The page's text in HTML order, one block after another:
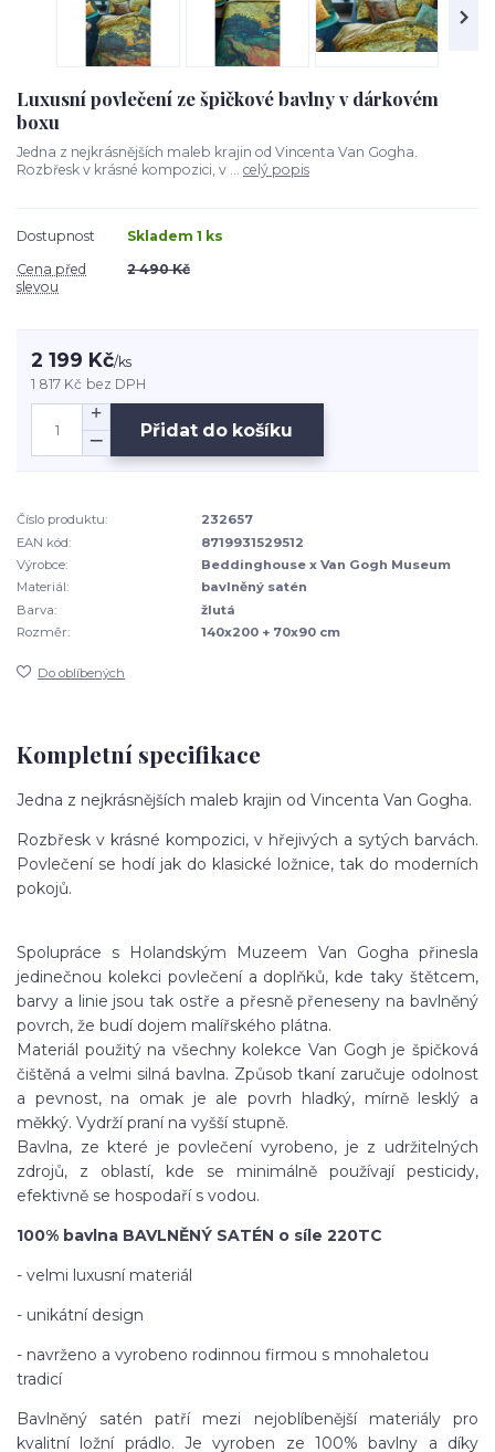
Luxusní povlečení ze špičkové bavlny v dárkovém
boxu
Jedna z nejkrásnějších maleb krajin od Vincenta Van Gogha.
Rozbřesk v krásné kompozici, v ... celý popis
Dostupnost
Skladem 1 ks
Cena před
slevou
2 490 Kč
2 199 Kč/ks
1 817 Kč bez DPH
Přidat do košíku
Číslo produktu:
232657
EAN kód:
8719931529512
Výrobce:
Beddinghouse x Van Gogh Museum
Materiál:
bavlněný satén
Barva:
žlutá
Rozměr:
140x200 + 70x90 cm
Do oblíbených
Kompletní specifikace
Jedna z nejkrásnějších maleb krajin od Vincenta Van Gogha.
Rozbřesk v krásné kompozici, v hřejivých a sytých barvách.
Povlečení se hodí jak do klasické ložnice, tak do moderních
pokojů.
Spolupráce s Holandským Muzeem Van Gogha přinesla
jedinečnou kolekci povlečení a doplňků, kde taky štětcem,
barvy a linie jsou tak ostře a přesně přeneseny na bavlněný
povrch, že budí dojem malířského plátna.
Materiál použitý na všechny kolekce Van Gogh je špičková
čištěná a velmi silná bavlna. Způsob tkaní zaručuje odolnost
a pevnost, na omak je ale povrh hladký, mírně lesklý a
měkký. Vydrží praní na vyšší stupně.
Bavlna, ze které je povlečení vyrobeno, je z udržitelných
zdrojů, z oblastí, kde se minimálně používají pesticidy,
efektivně se hospodaří s vodou.
100% bavlna BAVLNĚNÝ SATÉN o síle 220TC
- velmi luxusní materiál
- unikátní design
- navrženo a vyrobeno rodinnou firmou s mnohaletou
tradicí
Bavlněný satén patří mezi nejoblíbenější materiály pro
kvalitní ložní prádlo. Je vyroben ze 100% bavlny a díky